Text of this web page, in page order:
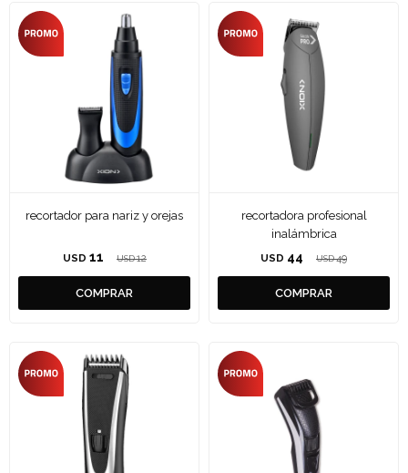
recortador para nariz y orejas
USD 11 USD 12
recortadora profesional
inalámbrica
USD 44 USD 49